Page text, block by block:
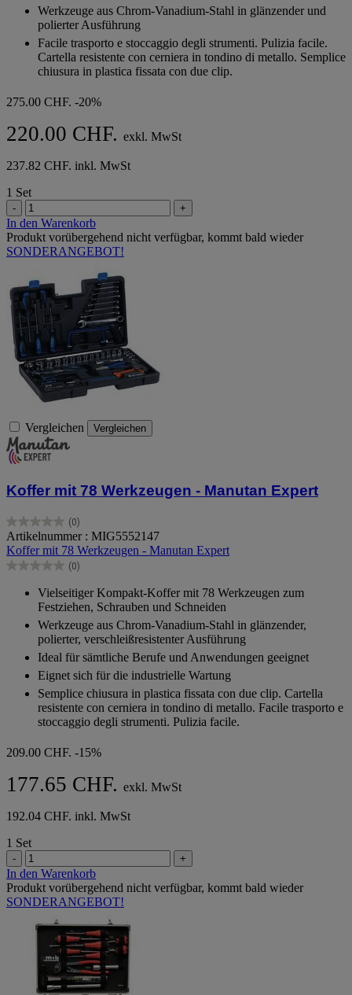
Werkzeuge aus Chrom-Vanadium-Stahl in glänzender und
polierter Ausführung
Facile trasporto e stoccaggio degli strumenti. Pulizia facile.
Cartella resistente con cerniera in tondino di metallo. Semplice
chiusura in plastica fissata con due clip.
275.00 CHF. -20%
220.00 CHF. exkl. MwSt
237.82 CHF. inkl. MwSt
1 Set
- +
In den Warenkorb
Produkt vorübergehend nicht verfügbar, kommt bald wieder
SONDERANGEBOT!
Vergleichen Vergleichen
Koffer mit 78 Werkzeugen - Manutan Expert
(0)
0.0
von
5
Sternen.
Artikelnummer : MIG5552147
Koffer mit 78 Werkzeugen - Manutan Expert
(0)
0.0
Sternen.
Vielseitiger Kompakt-Koffer mit 78 Werkzeugen zum
Festziehen, Schrauben und Schneiden
Werkzeuge aus Chrom-Vanadium-Stahl in glänzender,
polierter, verschleißresistenter Ausführung
Ideal für sämtliche Berufe und Anwendungen geeignet
Eignet sich für die industrielle Wartung
Semplice chiusura in plastica fissata con due clip. Cartella
resistente con cerniera in tondino di metallo. Facile trasporto e
stoccaggio degli strumenti. Pulizia facile.
209.00 CHF. -15%
177.65 CHF. exkl. MwSt
192.04 CHF. inkl. MwSt
1 Set
- +
In den Warenkorb
Produkt vorübergehend nicht verfügbar, kommt bald wieder
SONDERANGEBOT!